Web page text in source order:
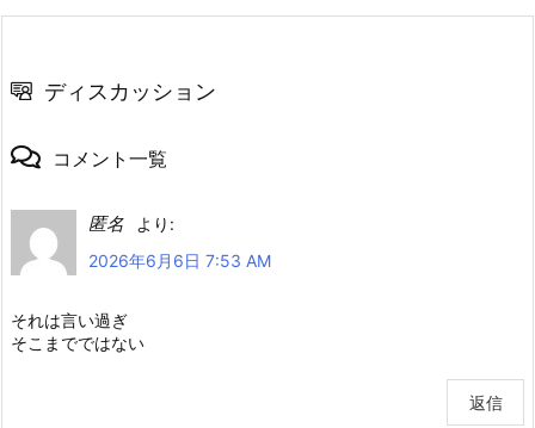
ディスカッション
コメント一覧
匿名
より:
2026年6月6日 7:53 AM
それは言い過ぎ
そこまでではない
返信